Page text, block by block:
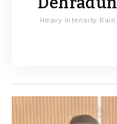
Heavy Intensity Rain